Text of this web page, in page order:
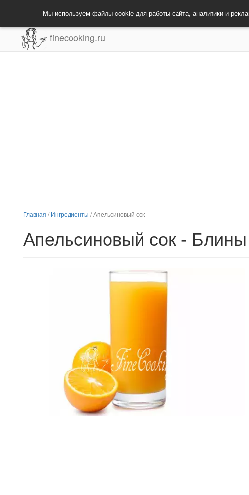
Мы используем файлы cookie для работы сайта, аналитики и
finecooking.ru
Главная /Ингредиенты /Апельсиновый сок
Апельсиновый сок -